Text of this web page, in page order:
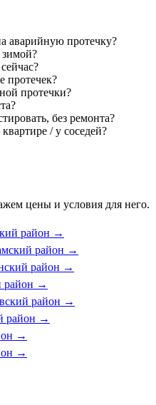
аварийную протечку?
протечек?
протечки?
без ремонта?
/ у соседей?
цены и условия для него.
район →
район →
район →
район →
район →
район →
→
→